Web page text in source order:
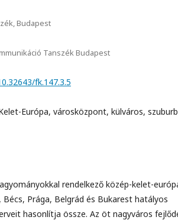
Budapest
Tanszék Budapest
fk.147.3.5
Európa, városközpont, külváros,
rendelkező közép-kelet-
Prága, Belgrád és Bukarest hatályos
hasonlítja össze. Az öt nagyváros